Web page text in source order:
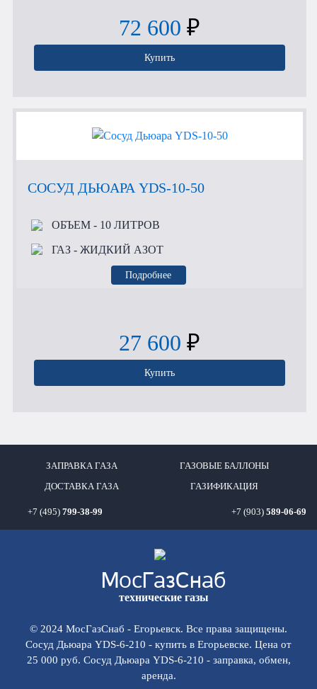
72 600 ₽
Купить
СОСУД ДЬЮАРА YDS-10-50
ОБЪЕМ- 10 ЛИТРОВ
ГАЗ- ЖИДКИЙ АЗОТ
Подробнее
27 600 ₽
Купить
ЗАПРАВКА ГАЗА ГАЗОВЫЕ БАЛЛОНЫ
ДОСТАВКА ГАЗА ГАЗИФИКАЦИЯ
+7 (495) 799-38-99 +7 (903) 589-06-69
Мос ГазСнаб
технические газы
© 2024 МосГазСнаб - Егорьевск. Все права защищены.
Сосуд Дьюара YDS-6-210 - купить в Егорьевске. Цена от
25 000 руб. Сосуд Дьюара YDS-6-210 - заправка, обмен,
аренда.